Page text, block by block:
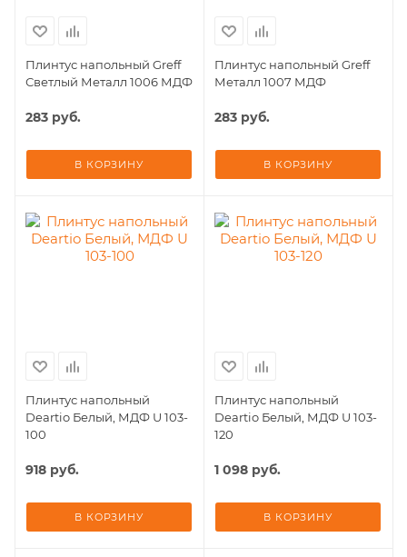
Плинтус напольный Greff
Светлый Металл 1006 МДФ
283 руб.
В КОРЗИНУ
Плинтус напольный Greff
Металл 1007 МДФ
283 руб.
В КОРЗИНУ
Плинтус напольный
Deartio Белый, МДФ U 103-
100
918 руб.
В КОРЗИНУ
Плинтус напольный
Deartio Белый, МДФ U 103-
120
1 098 руб.
В КОРЗИНУ